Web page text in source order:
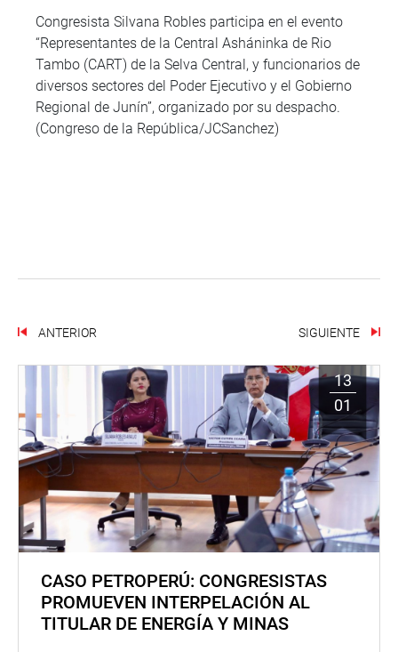
Congresista Silvana Robles participa en el evento
“Representantes de la Central Asháninka de Rio
Tambo (CART) de la Selva Central, y funcionarios de
diversos sectores del Poder Ejecutivo y el Gobierno
Regional de Junín”, organizado por su despacho.
(Congreso de la República/JCSanchez)
ANTERIOR SIGUIENTE
13
01
CASO PETROPERÚ: CONGRESISTAS
PROMUEVEN INTERPELACIÓN AL
TITULAR DE ENERGÍA Y MINAS